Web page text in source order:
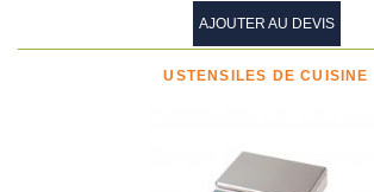
AJOUTER AU DEVIS
USTENSILES DE CUISINE